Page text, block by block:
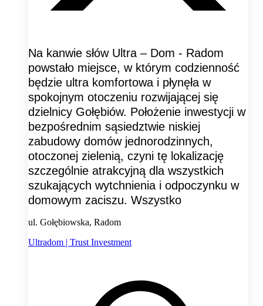
Na kanwie słów Ultra – Dom - Radom
powstało miejsce, w którym codzienność
będzie ultra komfortowa i płynęła w
spokojnym otoczeniu rozwijającej się
dzielnicy Gołębiów. Położenie inwestycji w
bezpośrednim sąsiedztwie niskiej
zabudowy domów jednorodzinnych,
otoczonej zielenią, czyni tę lokalizację
szczególnie atrakcyjną dla wszystkich
szukających wytchnienia i odpoczynku w
domowym zaciszu. Wszystko
ul. Gołębiowska, Radom
Ultradom | Trust Investment